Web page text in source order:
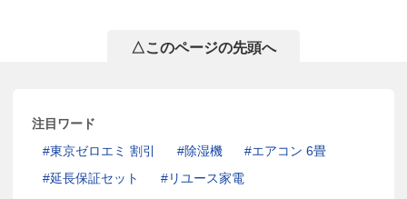
△このページの先頭へ
注目ワード
東京ゼロエミ 割引
除湿機
エアコン 6畳
延長保証セット
リユース家電